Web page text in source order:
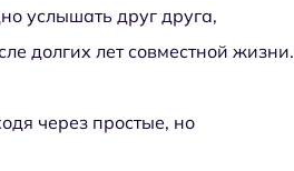
услышать друг друга,
долгих лет совместной жизни.
через простые, но